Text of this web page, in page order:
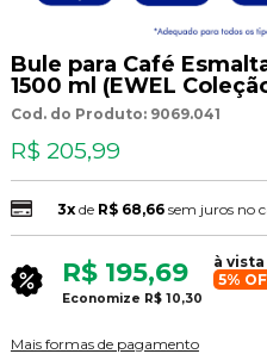
Bule para Café
1500 ml (EWEL
Cod. do Produto: 9069.041
R$ 205,99
3xde R$ 68,66 sem juros no
R$ 195,69
à
5%
Economize R$ 10,30
Mais formas de pagamento